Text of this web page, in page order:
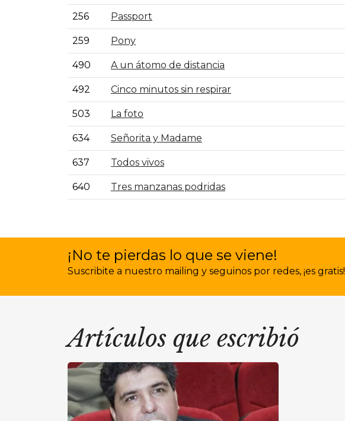
256 Passport
259 Pony
490 A un átomo de distancia
492 Cinco minutos sin respirar
503 La foto
634 Señorita y Madame
637 Todos vivos
640 Tres manzanas podridas
¡No te pierdas lo que se viene!
Suscribite a nuestro mailing y seguinos por redes, ¡es gratis!
Artículos que escribió